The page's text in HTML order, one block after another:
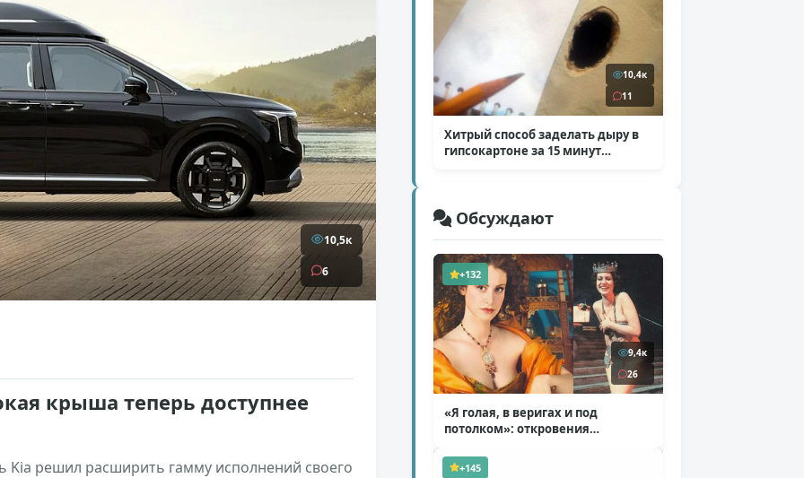
10,5к
6
крыша теперь доступнее
решил расширить гамму исполнений своего
10,4к
11
Хитрый способ заделать дыру в
гипсокартоне за 15 минут
Обсуждают
+132
9,4к
26
«Я голая, в веригах и под
потолком»: откровения
( 11 фото )
+145